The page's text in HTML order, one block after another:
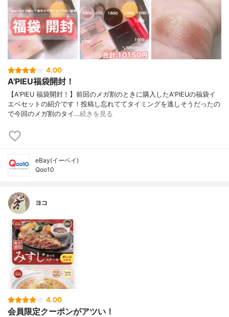
4.00
A'PIEU福袋開封！
【A'PIEU 福袋開封！】前回のメガ割のときに購入したA'PIEUの福袋イ
エベセットの紹介です！投稿し忘れててタイミングを逃しそうだったの
で今回のメガ割のタイ…続きを見る
eBay(イーベイ)
Qoo10
ヨコ
4.00
会員限定クーポンがアツい！